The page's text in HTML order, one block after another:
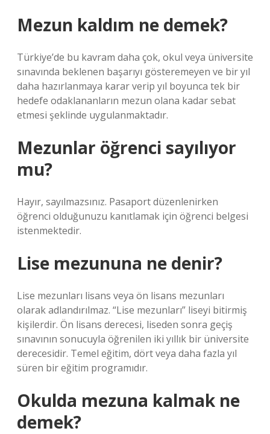
Mezun kaldım ne demek?
Türkiye’de bu kavram daha çok, okul veya üniversite
sınavında beklenen başarıyı gösteremeyen ve bir yıl
daha hazırlanmaya karar verip yıl boyunca tek bir
hedefe odaklananların mezun olana kadar sebat
etmesi şeklinde uygulanmaktadır.
Mezunlar öğrenci sayılıyor
mu?
Hayır, sayılmazsınız. Pasaport düzenlenirken
öğrenci olduğunuzu kanıtlamak için öğrenci belgesi
istenmektedir.
Lise mezununa ne denir?
Lise mezunları lisans veya ön lisans mezunları
olarak adlandırılmaz. “Lise mezunları” liseyi bitirmiş
kişilerdir. Ön lisans derecesi, liseden sonra geçiş
sınavının sonucuyla öğrenilen iki yıllık bir üniversite
derecesidir. Temel eğitim, dört veya daha fazla yıl
süren bir eğitim programıdır.
Okulda mezuna kalmak ne
demek?